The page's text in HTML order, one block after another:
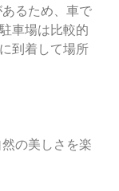
るため、車で
車場は比較的
到着して場所
の美しさを楽